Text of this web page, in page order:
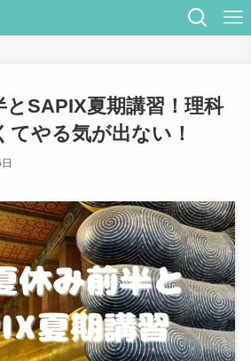
とSAPIX夏期講習！理科
てやる気が出ない！